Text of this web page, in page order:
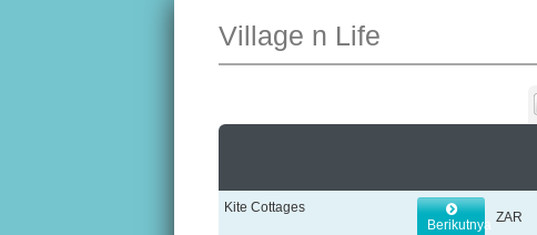
Village n Life
Kite Cottages
Berikutnya ZAR